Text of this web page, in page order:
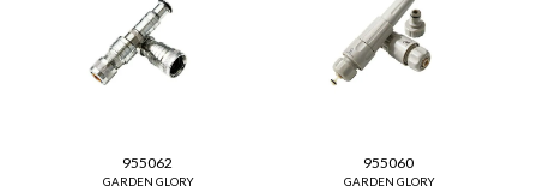
955062
GARDEN GLORY
955060
GARDEN GLORY